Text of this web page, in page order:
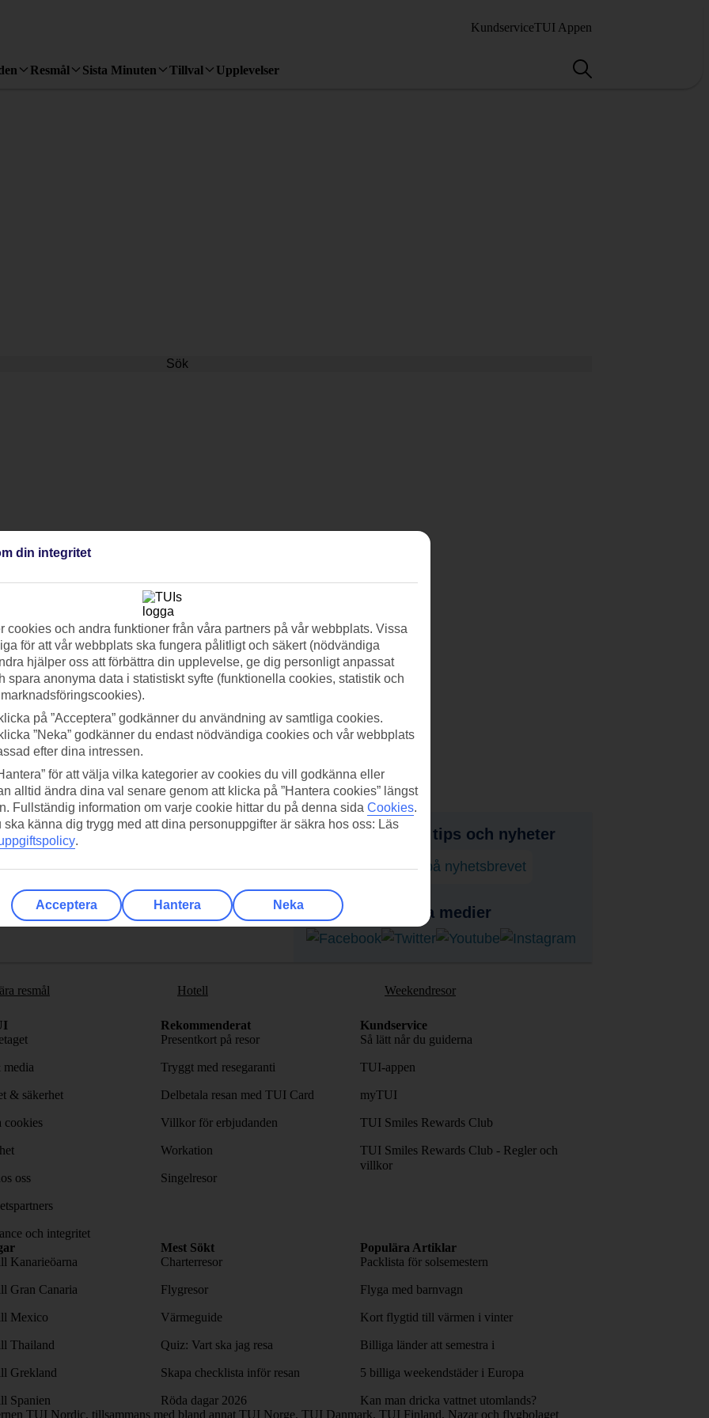
KundserviceTUI Appen
Resmål Sista Minuten Tillval Upplevelser
Sök
ner TUI-appen idag!
appen.
Få erbjudanden, tips och nyheter
Prenumerera på nyhetsbrevet
Följ oss i sociala medier
resmål Hotell Weekendresor
media
& säkerhet
cookies
oss
och integritet
Rekommenderat
Presentkort på resor
Tryggt med resegaranti
Delbetala resan med TUI Card
Villkor för erbjudanden
Workation
Singelresor
Kundservice
Så lätt når du guiderna
TUI-appen
myTUI
TUI Smiles Rewards Club
TUI Smiles Rewards Club - Regler och
villkor
Kanarieöarna
Gran Canaria
Mexico
Thailand
Grekland
Spanien
Mest Sökt
Charterresor
Flygresor
Värmeguide
Quiz: Vart ska jag resa
Skapa checklista inför resan
Röda dagar 2026
Populära Artiklar
Packlista för solsemestern
Flyga med barnvagn
Kort flygtid till värmen i vinter
Billiga länder att semestra i
5 billiga weekendstäder i Europa
Kan man dricka vattnet utomlands?
TUI Nordic, tillsammans med bland annat TUI Norge, TUI Danmark, TUI Finland, Nazar och flygbolaget
din integritet
cookies och andra funktioner från våra partners på vår webbplats. Vissa
för att vår webbplats ska fungera pålitligt och säkert (nödvändiga
hjälper oss att förbättra din upplevelse, ge dig personligt anpassat
spara anonyma data i statistiskt syfte (funktionella cookies, statistik och
på ”Acceptera” godkänner du användning av samtliga cookies.
”Neka” godkänner du endast nödvändiga cookies och vår webbplats
efter dina intressen.
för att välja vilka kategorier av cookies du vill godkänna eller
alltid ändra dina val senare genom att klicka på ”Hantera cookies” längst
Fullständig information om varje cookie hittar du på denna sida Cookies.
ska känna dig trygg med att dina personuppgifter är säkra hos oss: Läs
.
Acceptera Hantera Neka